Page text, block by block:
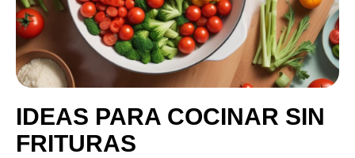
IDEAS PARA COCINAR SIN
FRITURAS